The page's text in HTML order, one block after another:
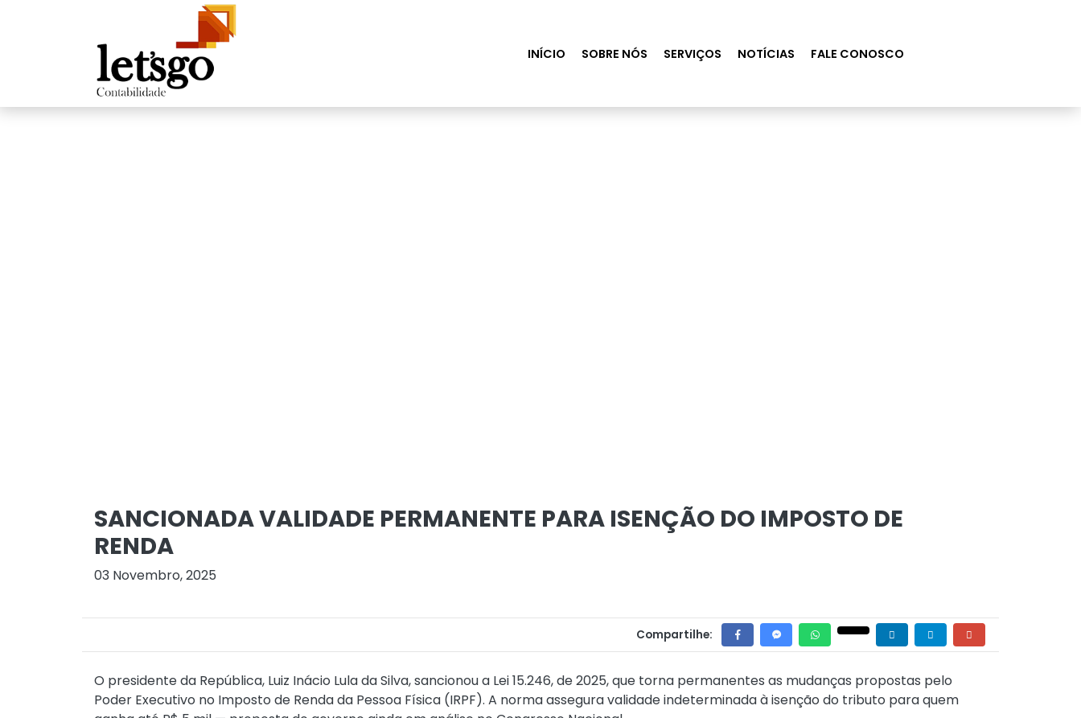
INÍCIO SOBRE NÓS SERVIÇOS NOTÍCIAS FALE CONOSCO
SANCIONADA VALIDADE PERMANENTE PARA ISENÇÃO DO IMPOSTO DE
RENDA
03 Novembro, 2025
Compartilhe:
O presidente da República, Luiz Inácio Lula da Silva, sancionou a Lei 15.246, de 2025, que torna permanentes as mudanças propostas pelo
Poder Executivo no Imposto de Renda da Pessoa Física (IRPF). A norma assegura validade indeterminada à isenção do tributo para quem